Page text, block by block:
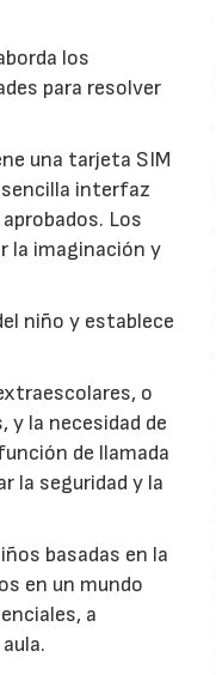
los
para resolver
una tarjeta SIM
sencilla interfaz
Los
la imaginación y
niño y establece
o
la necesidad de
de llamada
la seguridad y la
basadas en la
en un mundo
a